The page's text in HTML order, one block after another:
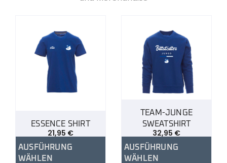
ESSENCE SHIRT
21,95 €
AUSFÜHRUNG
WÄHLEN
TEAM-JUNGE
SWEATSHIRT
32,95 €
AUSFÜHRUNG
WÄHLEN